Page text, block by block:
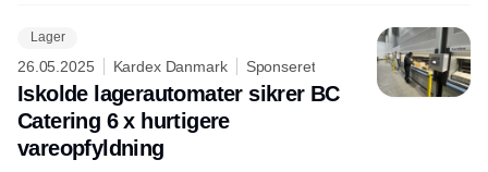
Lager
26.05.2025 Kardex Danmark Sponseret
Iskolde lagerautomater sikrer BC
Catering 6 x hurtigere
vareopfyldning